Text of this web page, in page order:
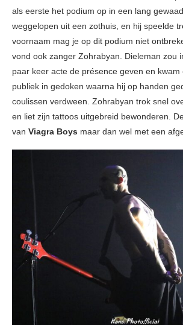
als eerste het podium op in een lang
weggelopen uit een zothuis, en hij speelde
voornaam mag je op dit podium niet
vond ook zanger Zohrabyan. Dieleman zou
paar keer acte de présence geven en
publiek in gedoken waarna hij op handen
coulissen verdween. Zohrabyan trok snel
en liet zijn tattoos uitgebreid bewonderen.
van Viagra Boys maar dan wel met een